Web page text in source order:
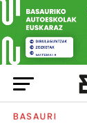
BASAURI